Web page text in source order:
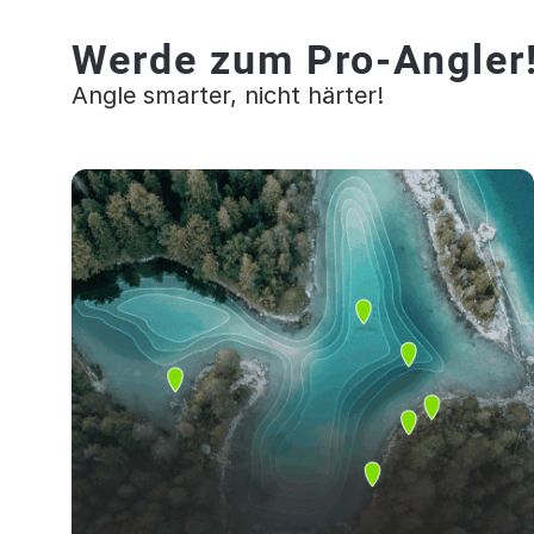
Werde zum Pro-
Angle smarter, nicht härter!